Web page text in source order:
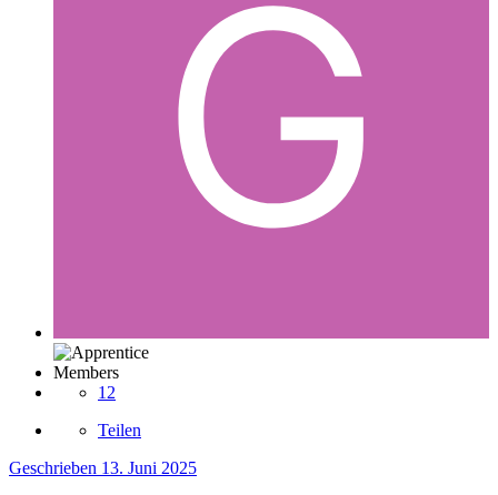
Members
12
Teilen
Geschrieben 13. Juni 2025